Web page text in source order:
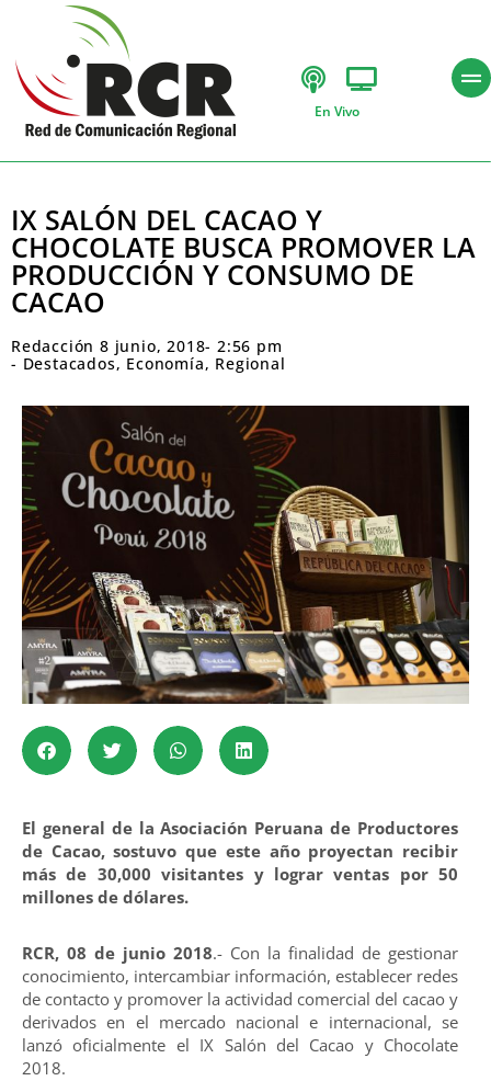
En Vivo
IX SALÓN DEL CACAO Y
CHOCOLATE BUSCA PROMOVER LA
PRODUCCIÓN Y CONSUMO DE
CACAO
Redacción 8 junio, 2018- 2:56 pm
- Destacados, Economía, Regional
El general de la Asociación Peruana de Productores
de Cacao, sostuvo que este año proyectan recibir
más de 30,000 visitantes y lograr ventas por 50
millones de dólares.
RCR, 08 de junio 2018.- Con la finalidad de gestionar
conocimiento, intercambiar información, establecer redes
de contacto y promover la actividad comercial del cacao y
derivados en el mercado nacional e internacional, se
lanzó oficialmente el IX Salón del Cacao y Chocolate
2018.